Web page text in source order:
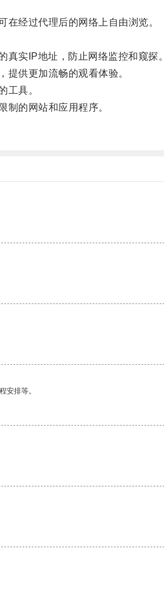
经过代理后的网络上自由浏览。
实IP地址，防止网络监控和窥探。
供更加流畅的观看体验。
工具。
的网站和应用程序。
安排等。